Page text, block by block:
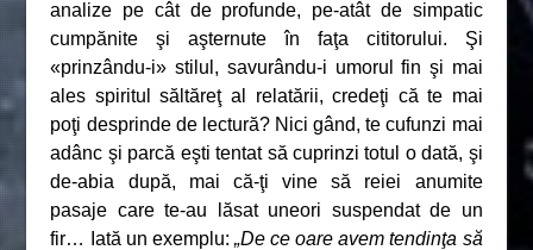
analize pe cât de profunde, pe-atât de simpatic
cumpănite şi aşternute în faţa cititorului. Şi
«prinzându-i» stilul, savurându-i umorul fin şi mai
ales spiritul săltăreţ al relatării, credeţi că te mai
poţi desprinde de lectură? Nici gând, te cufunzi mai
adânc şi parcă eşti tentat să cuprinzi totul o dată, şi
de-abia după, mai că-ţi vine să reiei anumite
pasaje care te-au lăsat uneori suspendat de un
fir… Iată un exemplu: „De ce oare avem tendinţa să